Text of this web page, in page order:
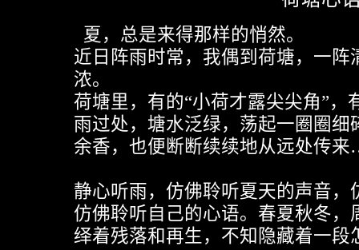
夏，总是来得那样的悄然。
近日阵雨时常，我偶到荷塘，一阵
浓。
荷塘里，有的“小荷才露尖尖角”，
雨过处，塘水泛绿，荡起一圈圈细
余香，也便断断续续地从远处传
静心听雨，仿佛聆听夏天的声音，
仿佛聆听自己的心语。春夏秋冬，
绎着残落和再生，不知隐藏着一段